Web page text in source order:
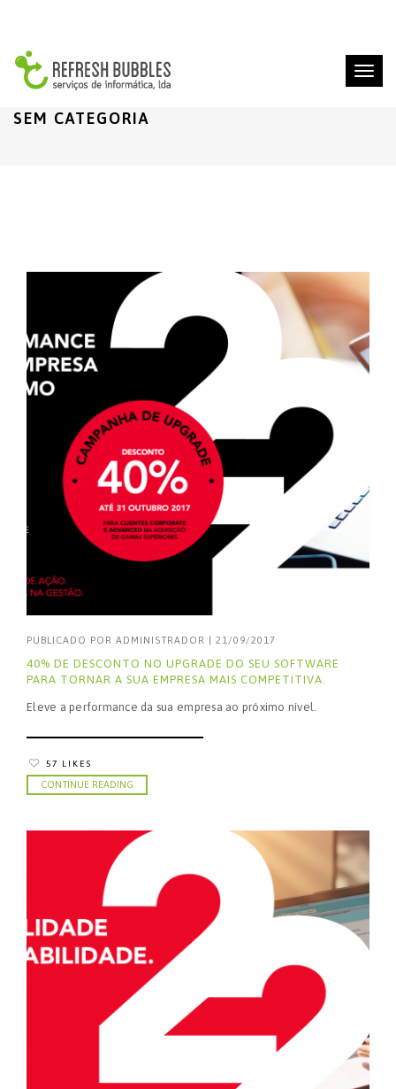
Toggle
SEM CATEGORIA
PUBLICADO POR ADMINISTRADOR 21/09/2017
40% DE DESCONTO NO UPGRADE DO SEU SOFTWARE
PARA TORNAR A SUA EMPRESA MAIS COMPETITIVA.
Eleve a performance da sua empresa ao próximo nível.
57 LIKES
CONTINUE READING